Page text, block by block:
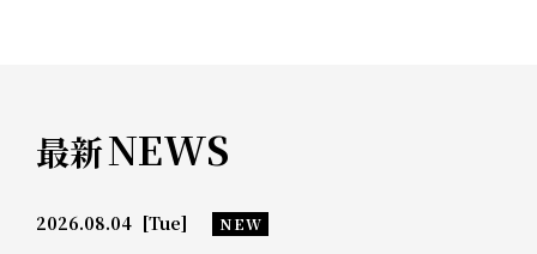
最新NEWS
2026.08.04 [Tue] NEW